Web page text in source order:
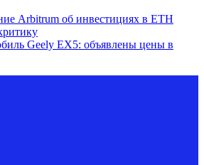
Arbitrum об инвестициях в ETH
Geely EX5: объявлены цены в